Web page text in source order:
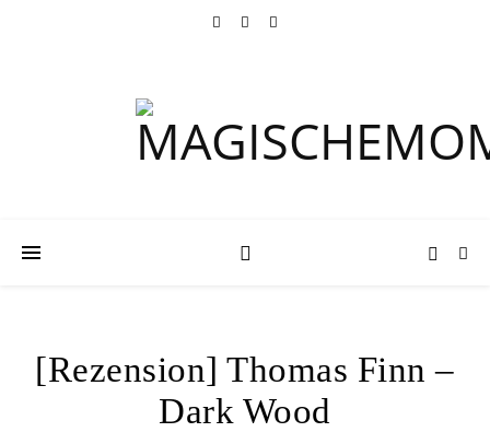
[Rezension] Thomas Finn –
Dark Wood